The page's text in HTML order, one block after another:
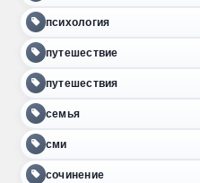
психология
путешествие
путешествия
семья
сми
сочинение